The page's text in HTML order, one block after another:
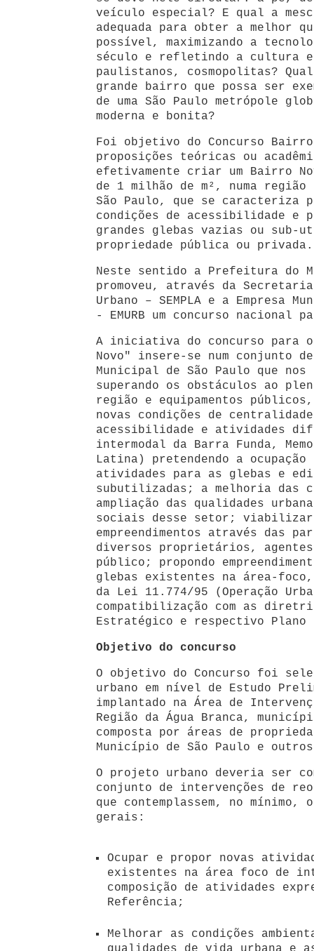
veículo especial? E qual a
adequada para obter a melhor
possível, maximizando a
século e refletindo a cultura
paulistanos, cosmopolitas?
grande bairro que possa ser
de uma São Paulo metrópole
moderna e bonita?
Foi objetivo do Concurso
proposições teóricas ou
efetivamente criar um Bairro
de 1 milhão de m², numa
São Paulo, que se caracteriza
condições de acessibilidade e
grandes glebas vazias ou sub-
propriedade pública ou privada.
Neste sentido a Prefeitura do
promoveu, através da
Urbano – SEMPLA e a Empresa
- EMURB um concurso nacional
A iniciativa do concurso para
Novo" insere-se num conjunto
Municipal de São Paulo que nos
superando os obstáculos ao
região e equipamentos
novas condições de
acessibilidade e atividades
intermodal da Barra Funda,
Latina) pretendendo a
atividades para as glebas e
subutilizadas; a melhoria das
ampliação das qualidades
sociais desse setor; viabilizar
empreendimentos através das
diversos proprietários,
público; propondo
glebas existentes na área-
da Lei 11.774/95 (Operação
compatibilização com as
Estratégico e respectivo Plano
Objetivo do concurso
O objetivo do Concurso foi
urbano em nível de Estudo
implantado na Área de
Região da Água Branca,
composta por áreas de
Município de São Paulo e
O projeto urbano deveria ser
conjunto de intervenções de
que contemplassem, no
gerais:
Ocupar e propor novas
existentes na área foco de
composição de atividades
Referência;
Melhorar as condições